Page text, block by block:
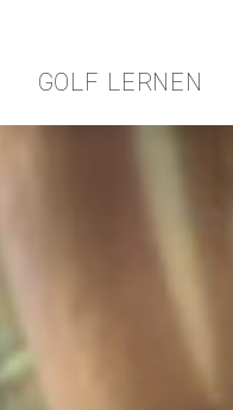
GOLF LERNEN
Video Player